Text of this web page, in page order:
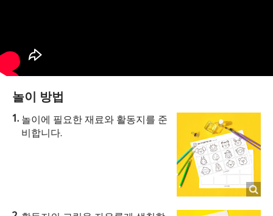
놀이 방법
놀이에 필요한 재료와 활동지를 준
비합니다.